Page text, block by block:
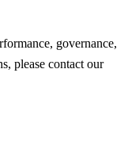
governance,
please contact our